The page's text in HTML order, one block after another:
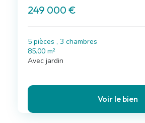
249 000 €
5 pièces , 3 chambres
85.00 m²
Avec jardin
Voir le bien